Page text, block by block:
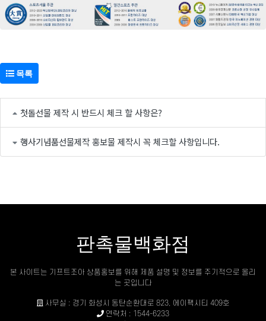
목록
첫돌선물 제작 시 반드시 체크 할 사항은?
행사기념품선물제작 홍보물 제작시 꼭 체크할 사항입니다.
판촉물백화점
본 사이트는 기프트조아 상품홍보를 위해 제품 설명 및 정보를 주기적으로 올리
는 곳입니다
사무실 : 경기 화성시 동탄순환대로 823, 에이팩시티 409호
연락처 : 1544-6233